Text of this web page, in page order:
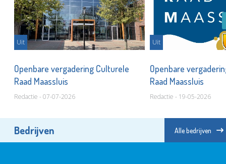
Uit
Openbare vergadering Culturele
Raad Maassluis
Redactie - 07-07-2026
Uit
Openbare
Raad Maassluis
Redactie - 19-05-2026
Bedrijven Alle bedrijven